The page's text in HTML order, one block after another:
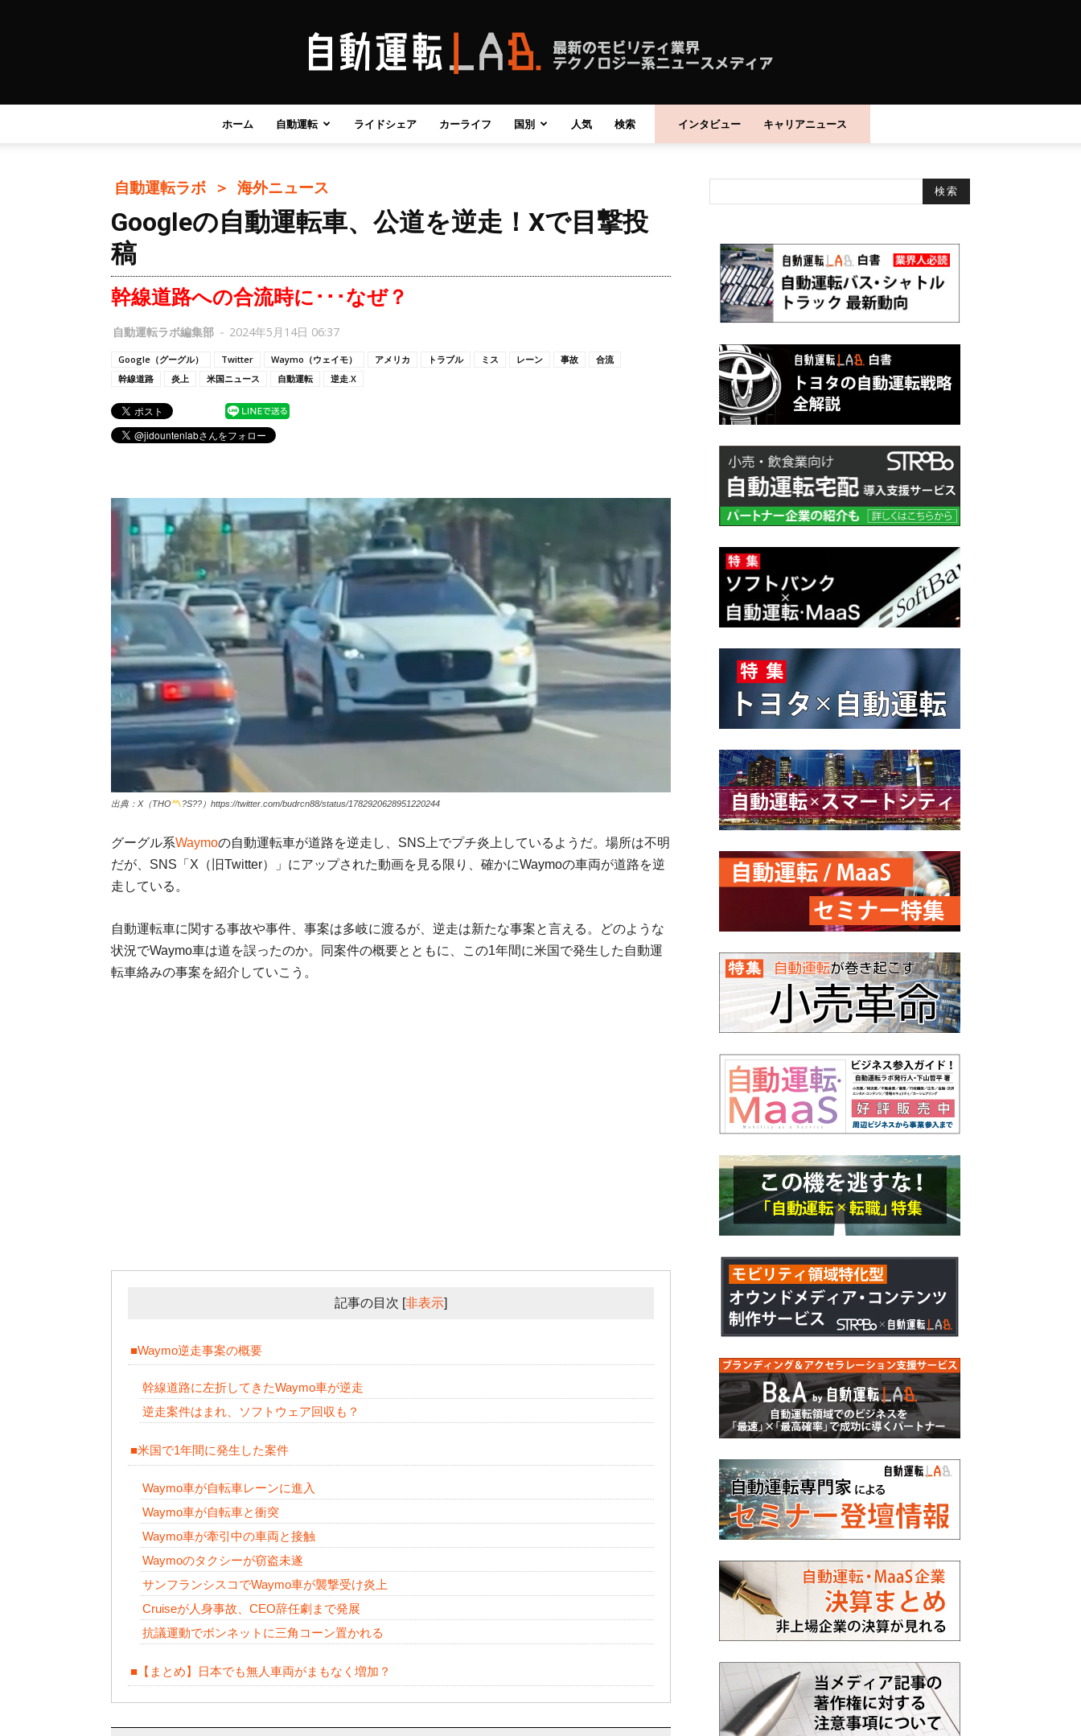
自
動
ラ
ボ
ホーム 自動運転 ライドシェア カーライフ 国別 人気 検索 インタビュー キャリアニュース
自動運転ラボ ＞ 海外ニュース
Googleの自動運転車、公道を逆走！Xで目撃投
稿
幹線道路への合流時に･･･なぜ？
自動運転ラボ編集部 - 2024年5月14日 06:37
Google（グーグル） Twitter Waymo（ウェイモ） アメリカ トラブル ミス レーン 事故
合流
幹線道路
炎上 米国ニュース 自動運転 逆走.X
出典：X（THO ?S??）https://twitter.com/budrcn88/status/1782920628951220244
グーグル系Waymoの自動運転車が道路を逆走し、SNS上でプチ炎上しているようだ。場所は不明
だが、SNS「X（旧Twitter）」にアップされた動画を見る限り、確かにWaymoの車両が道路を逆
走している。
自動運転車に関する事故や事件、事案は多岐に渡るが、逆走は新たな事案と言える。どのような
状況でWaymo車は道を誤ったのか。同案件の概要とともに、この1年間に米国で発生した自動運
転車絡みの事案を紹介していこう。
記事の目次 [非表示]
■Waymo逆走事案の概要
幹線道路に左折してきたWaymo車が逆走
逆走案件はまれ、ソフトウェア回収も？
■米国で1年間に発生した案件
Waymo車が自転車レーンに進入
Waymo車が自転車と衝突
Waymo車が牽引中の車両と接触
Waymoのタクシーが窃盗未遂
サンフランシスコでWaymo車が襲撃受け炎上
Cruiseが人身事故、CEO辞任劇まで発展
抗議運動でボンネットに三角コーン置かれる
■【まとめ】日本でも無人車両がまもなく増加？